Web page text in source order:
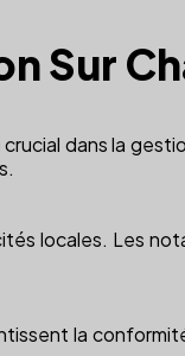
Sur
dans la
locales. Les
la